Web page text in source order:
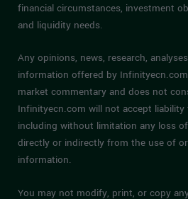
financial circumstances, investment
and liquidity needs.
Any opinions, news, research,
information offered by
market commentary and does not
Infinityecn.com will not accept liability
including without limitation any loss
directly or indirectly from the use of
information.
You may not modify, print, or copy